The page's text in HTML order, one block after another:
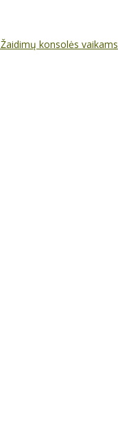
Žaidimų konsolės vaikams